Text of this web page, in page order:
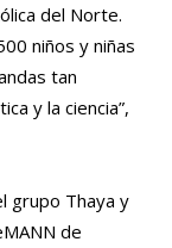
del Norte.
niños y niñas
tan
y la ciencia”,
grupo Thaya y
de